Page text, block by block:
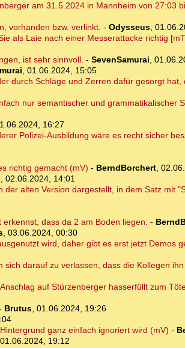
am 31.5.2024 in Mannheim von 27:03
vorhanden bzw. verlinkt. - Odysseus,
als Laie nach einer Messerattacke richtig
ist sehr sinnvoll. - SevenSamurai,
, 01.06.2024, 15:05
durch Schläge und Zerren dafür gesorgt
nur semantischer und grammatikalischer
16:27
Polizei-Ausbildung wäre es recht sicher
richtig gemacht (mV) - BerndBorchert,
, 02.06.2024, 14:01
alten Version dargestellt, in dem Satz mit
dass da 2 am Boden liegen: -
, 03.06.2024, 00:30
wird, daher gibt es erst jetzt Demos
darauf zu verlassen, dass die Kollegen
auf Stürzenberger hasserfüllt zum
Brutus, 01.06.2024, 19:26
ganz einfach ignoriert wird (mV) -
01.06.2024, 19:12